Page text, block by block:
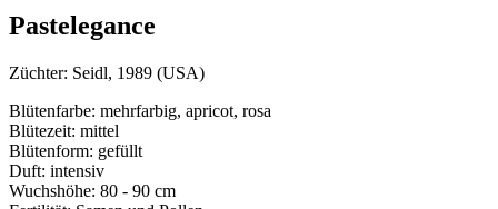
Pastelegance
Züchter: Seidl, 1989 (USA)
Blütenfarbe: mehrfarbig, apricot, rosa
Blütezeit: mittel
Blütenform: gefüllt
Duft: intensiv
Wuchshöhe: 80 - 90 cm